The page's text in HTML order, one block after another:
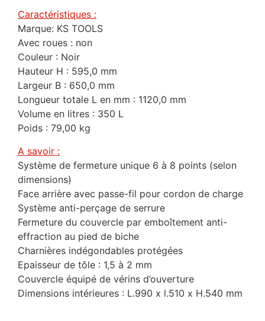
Caractéristiques :
Marque: KS TOOLS
Avec roues : non
Couleur : Noir
Hauteur H : 595,0 mm
Largeur B : 650,0 mm
Longueur totale L en mm : 1120,0 mm
Volume en litres : 350 L
Poids : 79,00 kg
A savoir :
Système de fermeture unique 6 à 8 points (selon
dimensions)
Face arrière avec passe-fil pour cordon de charge
Système anti-perçage de serrure
Fermeture du couvercle par emboîtement anti-
effraction au pied de biche
Charnières indégondables protégées
Epaisseur de tôle : 1,5 à 2 mm
Couvercle équipé de vérins d’ouverture
Dimensions intérieures : L.990 x l.510 x H.540 mm